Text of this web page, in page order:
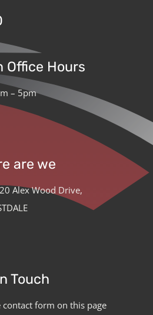
Office Hours
– 5pm
are we
Alex Wood Drive,
Touch
contact form on this page